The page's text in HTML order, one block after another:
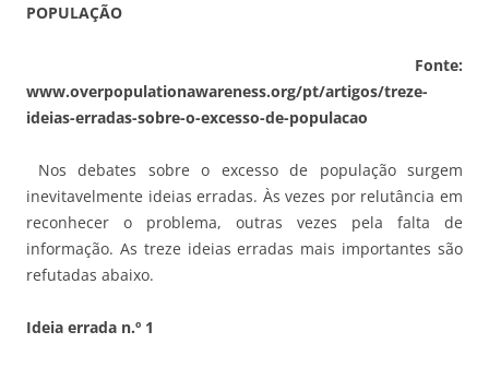
POPULAÇÃO
Fonte:
www.overpopulationawareness.org/pt/artigos/treze-
ideias-erradas-sobre-o-excesso-de-populacao
Nos debates sobre o excesso de população surgem
inevitavelmente ideias erradas. Às vezes por relutância em
reconhecer o problema, outras vezes pela falta de
informação. As treze ideias erradas mais importantes são
refutadas abaixo.
Ideia errada n.º 1